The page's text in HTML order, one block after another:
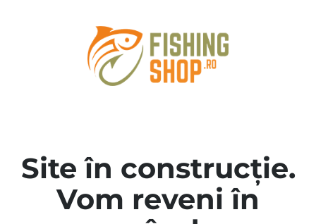
Site în construcție.
Vom reveni în